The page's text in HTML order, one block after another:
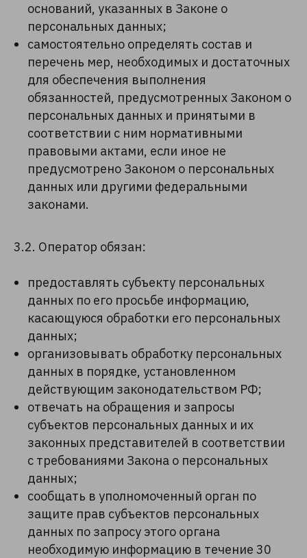
оснований, указанных в Законе о
персональных данных;
самостоятельно определять состав и
перечень мер, необходимых и достаточных
для обеспечения выполнения
обязанностей, предусмотренных Законом о
персональных данных и принятыми в
соответствии с ним нормативными
правовыми актами, если иное не
предусмотрено Законом о персональных
данных или другими федеральными
законами.
3.2. Оператор обязан:
предоставлять субъекту персональных
данных по его просьбе информацию,
касающуюся обработки его персональных
данных;
организовывать обработку персональных
данных в порядке, установленном
действующим законодательством РФ;
отвечать на обращения и запросы
субъектов персональных данных и их
законных представителей в соответствии
с требованиями Закона о персональных
данных;
сообщать в уполномоченный орган по
защите прав субъектов персональных
данных по запросу этого органа
необходимую информацию в течение 30